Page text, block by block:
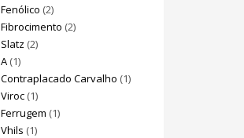
Fenólico (2)
Fibrocimento (2)
Slatz (2)
A(1)
Contraplacado Carvalho (1)
Viroc(1)
Ferrugem (1)
Vhils (1)